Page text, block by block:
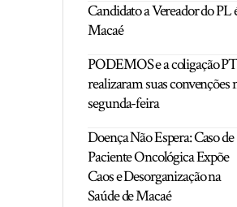
Candidato a Vereador do PL
Macaé
PODEMOS e a coligação
realizaram suas convenções
segunda-feira
Doença Não Espera: Caso de
Paciente Oncológica Expõe
Caos e Desorganização na
Saúde de Macaé